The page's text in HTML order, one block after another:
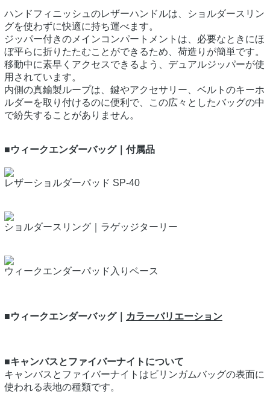
ハンドフィニッシュのレザーハンドルは、ショルダースリン
グを使わずに快適に持ち運べます。
ジッパー付きのメインコンパートメントは、必要なときにほ
ぼ平らに折りたたむことができるため、荷造りが簡単です。
移動中に素早くアクセスできるよう、デュアルジッパーが使
用されています。
内側の真鍮製ループは、鍵やアクセサリー、ベルトのキーホ
ルダーを取り付けるのに便利で、この広々としたバッグの中
で紛失することがありません。
■ウィークエンダーバッグ｜付属品
レザーショルダーパッド SP-40
ショルダースリング｜ラゲッジターリー
ウィークエンダーパッド入りベース
■ウィークエンダーバッグ｜ カラーバリエーション
■キャンバスとファイバーナイトについて
キャンバスとファイバーナイトはビリンガムバッグの表面に
使われる表地の種類です。